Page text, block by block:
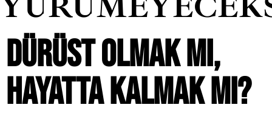
DÜRÜST OLMAK MI,
HAYATTA KALMAK MI?